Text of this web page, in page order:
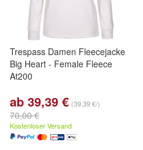
Trespass Damen Fleecejacke
Big Heart - Female Fleece
At200
ab 39,39 € (39,39 €/)
70,00 €
Kostenloser Versand